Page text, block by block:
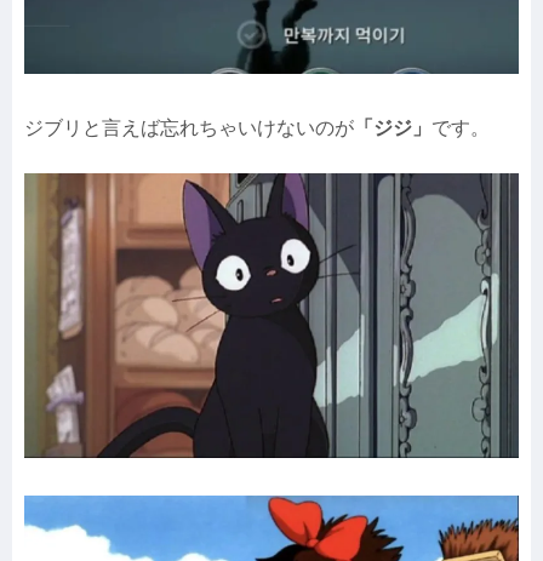
ジブリと言えば忘れちゃいけないのが 「ジジ」 です。